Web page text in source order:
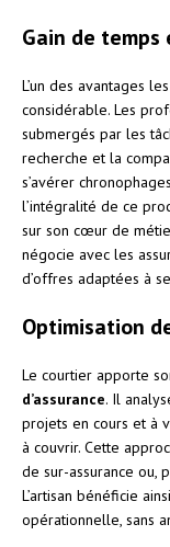
Gain de temps
L’un des avantages
considérable. Les
submergés par les
recherche et la
s’avérer
l’intégralité de ce
sur son cœur de
négocie avec les
d’offres adaptées à
Optimisation
Le courtier apporte
d’assurance. Il
projets en cours et à
à couvrir. Cette
de sur-assurance ou,
L’artisan bénéficie
opérationnelle, sans